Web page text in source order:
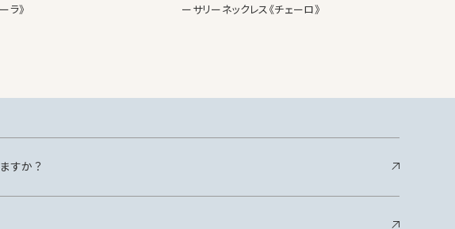
ラ》
ーサリーネックレス《チェーロ》
すか？